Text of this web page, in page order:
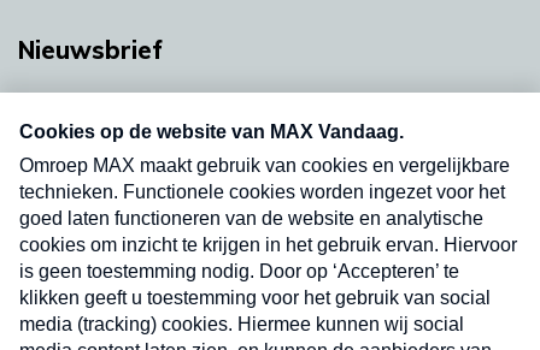
Nieuwsbrief
nieuwsbrief. Elke vrijdag- en dinsdagochtend in
uw mailbox.
Verzend